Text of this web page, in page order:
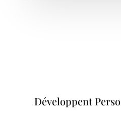
Développent